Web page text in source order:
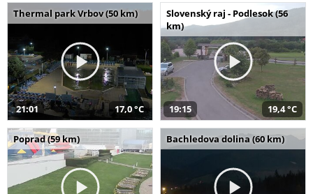
Thermal park Vrbov (50 km)
21:01 17,0 °C
Slovenský raj - Podlesok (56
km)
19:15 19,4 °C
Poprad (59 km) Bachledova dolina (60 km)